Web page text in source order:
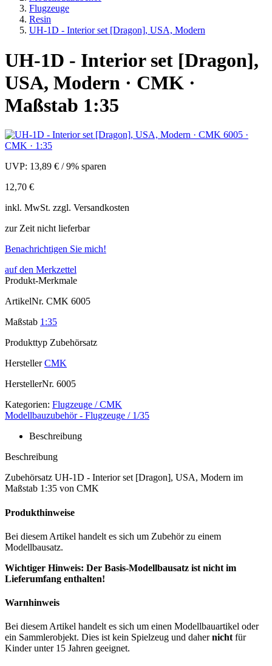
Flugzeuge
Resin
UH-1D - Interior set [Dragon], USA, Modern
UH-1D - Interior set [Dragon],
USA, Modern · CMK ·
Maßstab 1:35
UVP: 13,89 € /9% sparen
12,70 €
inkl. MwSt. zzgl. Versandkosten
zur Zeit nicht lieferbar
Benachrichtigen Sie mich!
auf den Merkzettel
Produkt-Merkmale
ArtikelNr. CMK 6005
Maßstab 1:35
Produkttyp Zubehörsatz
Hersteller CMK
HerstellerNr. 6005
Kategorien: Flugzeuge / CMK
Modellbauzubehör - Flugzeuge / 1/35
Beschreibung
Beschreibung
Zubehörsatz UH-1D - Interior set [Dragon], USA, Modern im
Maßstab 1:35 von CMK
Produkthinweise
Bei diesem Artikel handelt es sich um Zubehör zu einem
Modellbausatz.
Wichtiger Hinweis: Der Basis-Modellbausatz ist nicht im
Lieferumfang enthalten!
Warnhinweis
Bei diesem Artikel handelt es sich um einen Modellbauartikel oder
ein Sammlerobjekt. Dies ist kein Spielzeug und dahernicht für
Kinder unter 15 Jahren geeignet.